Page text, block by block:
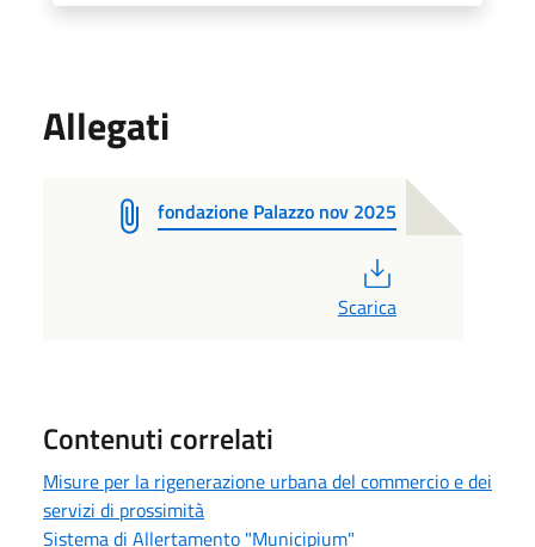
Allegati
fondazione Palazzo nov 2025
Scarica
Contenuti correlati
Misure per la rigenerazione urbana del commercio e dei
servizi di prossimità
Sistema di Allertamento "Municipium"